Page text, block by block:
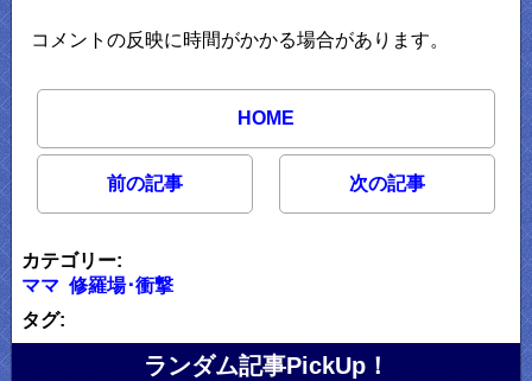
コメントの反映に時間がかかる場合があります。
HOME
前の記事 次の記事
カテゴリー:
ママ 修羅場･衝撃
タグ:
ランダム記事PickUp！